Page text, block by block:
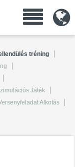
tréning
Játék
Alkotás